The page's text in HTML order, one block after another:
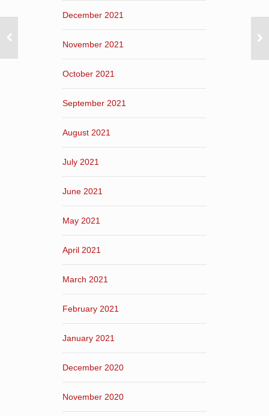
December 2021
November 2021
October 2021
September 2021
August 2021
July 2021
June 2021
May 2021
April 2021
March 2021
February 2021
January 2021
December 2020
November 2020